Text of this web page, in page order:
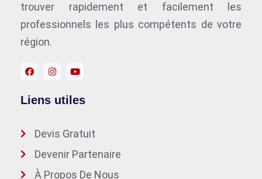
trouver rapidement et facilement les
professionnels les plus compétents de votre
région.
Liens utiles
Devis Gratuit
Devenir Partenaire
À Propos De Nous